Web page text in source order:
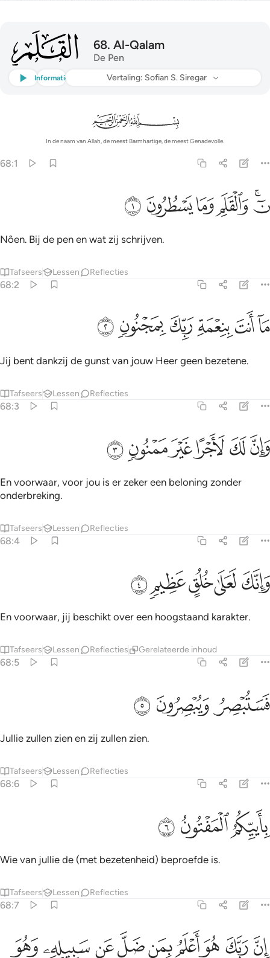
068 68. Al-Qalam
De Pen
Luisteren
Informatie Vertaling: Sofian S. Siregar
In de naam van Allah, de meest Barmhartige, de meest Genadevolle.
68:1
ن والقلم وما يسطرون ١
نٓ ۚ وَٱلْقَلَمِ وَمَا يَسْطُرُونَ ١
ﱹﱺﱻﱼﱽﱾ
Nôen. Bij de pen en wat zij schrijven.
Tafseers Lessen Reflecties
68:2
ما انت بنعمة ربك بمجنون ٢
مَآ أَنتَ بِنِعْمَةِ رَبِّكَ بِمَجْنُونٍۢ ٢
ﱿﲀﲁﲂﲃﲄ
Jij bent dankzij de gunst van jouw Heer geen bezetene.
Tafseers Lessen Reflecties
68:3
وان لك لاجرا غير ممنون ٣
وَإِنَّ لَكَ لَأَجْرًا غَيْرَ مَمْنُونٍۢ ٣
ﲅﲆﲇﲈﲉﲊ
En voorwaar, voor jou is er zeker een beloning zonder
onderbreking.
Tafseers Lessen Reflecties
68:4
وانك لعلى خلق عظيم ٤
وَإِنَّكَ لَعَلَىٰ خُلُقٍ عَظِيمٍۢ ٤
ﲋﲌﲍﲎﲏ
En voorwaar, jij beschikt over een hoogstaand karakter.
Tafseers Lessen Reflecties Gerelateerde inhoud
68:5
فستبصر ويبصرون ٥
فَسَتُبْصِرُ وَيُبْصِرُونَ ٥
ﲐﲑﲒ
Jullie zullen zien en zij zullen zien.
Tafseers Lessen Reflecties
68:6
باييكم المفتون ٦
بِأَييِّكُمُ ٱلْمَفْتُونُ ٦
ﲓﲔﲕ
Wie van jullie de (met bezetenheid) beproefde is.
Tafseers Lessen Reflecties
68:7
ان ربك هو اعلم بمن ضل عن سبيله وهو اعلم بالمهتدين ٧
إِنَّ رَبَّكَ هُوَ أَعْلَمُ بِمَن ضَلَّ عَن سَبِيلِهِۦ وَهُوَ أَعْلَمُ بِٱلْمُهْتَدِينَ ٧
ﲖﲗﲘﲙﲚﲛﲜﲝﲞ